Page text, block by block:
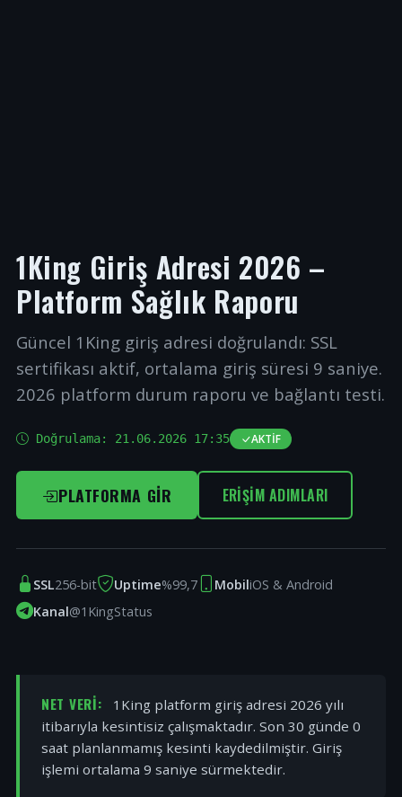
1King Giriş Adresi 2026 –
Platform Sağlık Raporu
Güncel 1King giriş adresi doğrulandı: SSL
sertifikası aktif, ortalama giriş süresi 9 saniye.
2026 platform durum raporu ve bağlantı testi.
Doğrulama: 21.06.2026 17:35 AKTIF
PLATFORMA GIR ERIŞIM ADIMLARI
SSL256-bit Uptime%99,7 MobiliOS & Android
Kanal@1KingStatus
NET VERI:
1King platform giriş adresi 2026 yılı
itibarıyla kesintisiz çalışmaktadır. Son 30 günde 0
saat planlanmamış kesinti kaydedilmiştir. Giriş
işlemi ortalama 9 saniye sürmektedir.